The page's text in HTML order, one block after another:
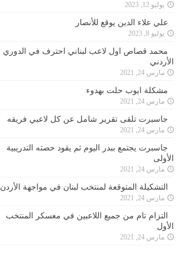
يوليو 12, 2023
علي علاء الدين يوقع للأنصار
يوليو 8, 2023
محمد قصاص اول لاعب لبناني احترف في الدوري
الأردني
مارس 24, 2021
مشكلة ايوب حلت بهدوء
مارس 24, 2021
جاسبرت تلقى تقرير شامل عن كل لاعبي فريقه
مارس 24, 2021
جاسبرت يجتمع ببدر اليوم ثم يقود حصته التدريبية
الأولى
مارس 24, 2021
التشكيلة المتوقعة لمنتخب لبنان في مواجهة الأردن
مارس 24, 2021
التزام تام من جميع اللاعبين في معسكر المنتخب
الأول
مارس 24, 2021